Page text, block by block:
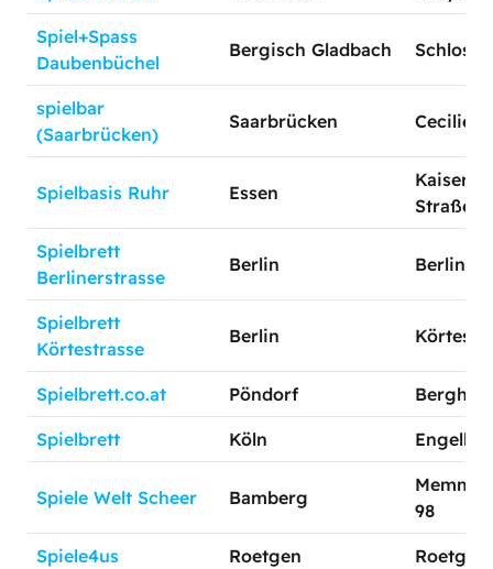
Spiel+Spass
Daubenbüchel
Bergisch Gladbach Schloss-
spielbar
(Saarbrücken)
Saarbrücken
Spielbasis Ruhr Essen
Kaiser-
Straße
Spielbrett
Berlinerstrasse
Berlin Berliner
Spielbrett
Körtestrasse
Berlin Körtestr.
Spielbrett.co.at Pöndorf
Spielbrett Köln
Spiele Welt Scheer Bamberg
98
Spiele4us Roetgen